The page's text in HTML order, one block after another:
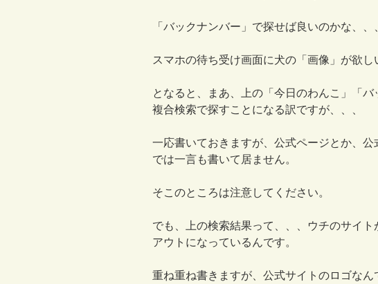
「バックナンバー」で探せば良いのかな、、
スマホの待ち受け画面に犬の「画像」が欲し
となると、まあ、上の「今日のわんこ」「
複合検索で探すことになる訳ですが、、、
一応書いておきますが、公式ページとか、公
では一言も書いて居ません。
そこのところは注意してください。
でも、上の検索結果って、、、ウチのサイト
アウトになっているんです。
重ね重ね書きますが、公式サイトのロゴなん